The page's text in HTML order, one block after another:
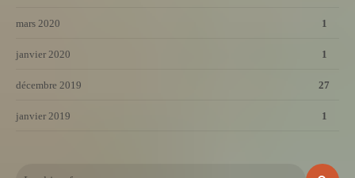
mars 2020 1
janvier 2020 1
décembre 2019 27
janvier 2019 1